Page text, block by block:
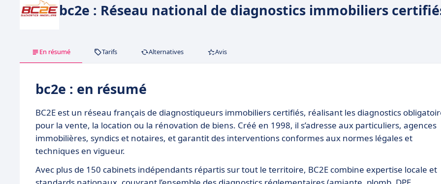
bc2e : Réseau national de diagnostics immobiliers
En résumé Tarifs Alternatives Avis
bc2e : en résumé
BC2E est un réseau français de diagnostiqueurs immobiliers certifiés, réalisant les diagnostics
pour la vente, la location ou la rénovation de biens. Créé en 1998, il s’adresse aux particuliers, agences
immobilières, syndics et notaires, et garantit des interventions conformes aux normes légales et
techniques en vigueur.
Avec plus de 150 cabinets indépendants répartis sur tout le territoire, BC2E combine expertise locale et